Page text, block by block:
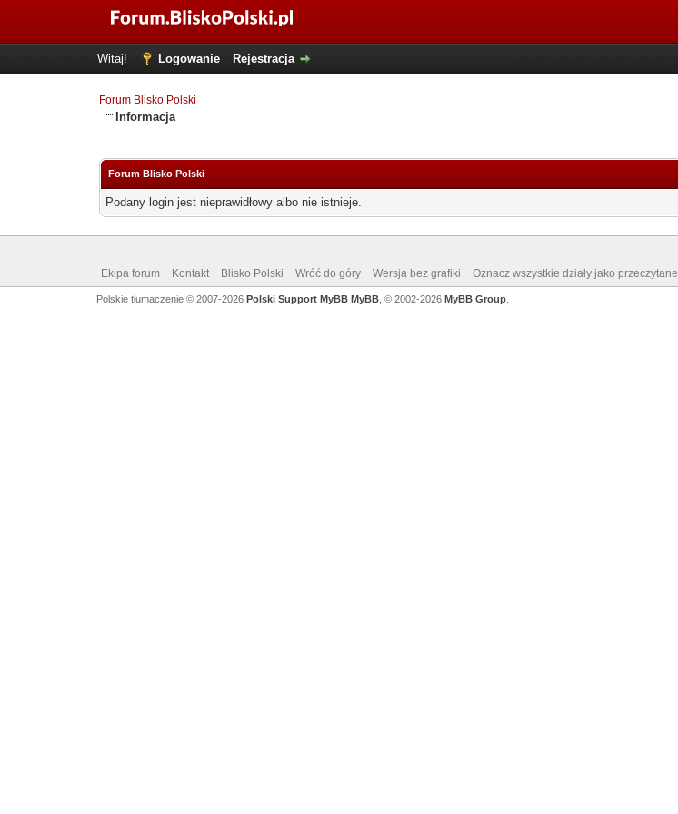
Witaj! Logowanie Rejestracja
Forum Blisko Polski
Informacja
Forum Blisko Polski
Podany login jest nieprawidłowy albo nie istnieje.
Ekipa forum Kontakt Blisko Polski Wróć do góry Wersja bez grafiki Oznacz wszystkie działy jako przeczytane
Polskie tłumaczenie © 2007-2026 Polski Support MyBB MyBB, © 2002-2026 MyBB Group.